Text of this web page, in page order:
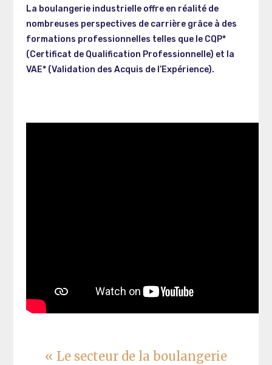
La boulangerie industrielle offre en réalité de
nombreuses perspectives de carrière grâce à des
formations professionnelles telles que le CQP*
(Certificat de Qualification Professionnelle) et la
VAE* (Validation des Acquis de l’Expérience).
« Le secteur de la boulangerie